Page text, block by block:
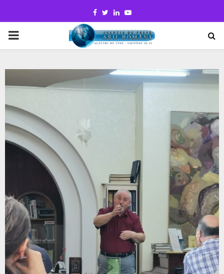
Facebook
TwitterLinkedinYoutube
PRIMARY